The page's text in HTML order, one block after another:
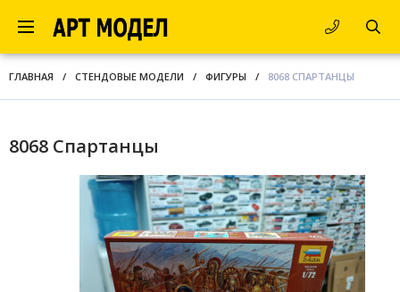
ГЛАВНАЯ / СТЕНДОВЫЕ МОДЕЛИ / ФИГУРЫ / 8068 СПАРТАНЦЫ
8068 Спартанцы